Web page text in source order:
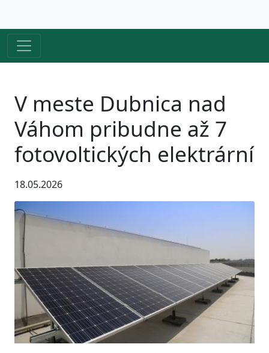
V meste Dubnica nad
Váhom pribudne až 7
fotovoltických elektrární
18.05.2026